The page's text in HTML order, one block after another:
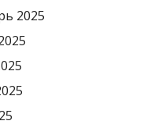
2025